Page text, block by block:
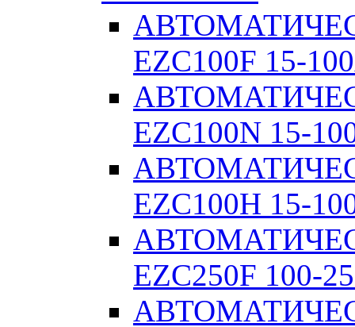
EZC100F 15-
EZC100N 15-
EZC100H 15-
EZC250F 100-